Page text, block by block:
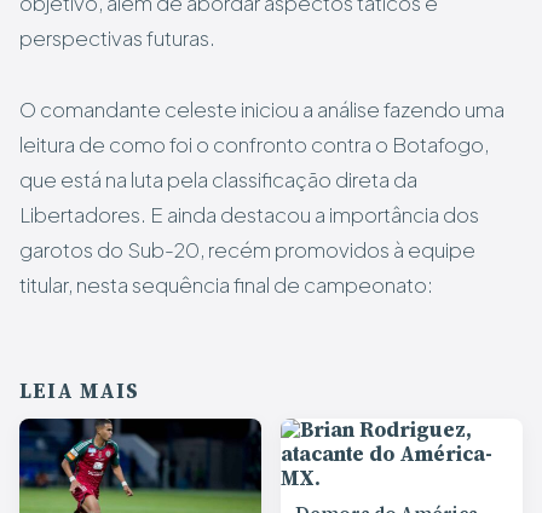
perspectivas futuras.
O comandante celeste iniciou a análise fazendo uma
leitura de como foi o confronto contra o Botafogo,
que está na luta pela classificação direta da
Libertadores. E ainda destacou a importância dos
garotos do Sub-20, recém promovidos à equipe
titular, nesta sequência final de campeonato:
LEIA MAIS